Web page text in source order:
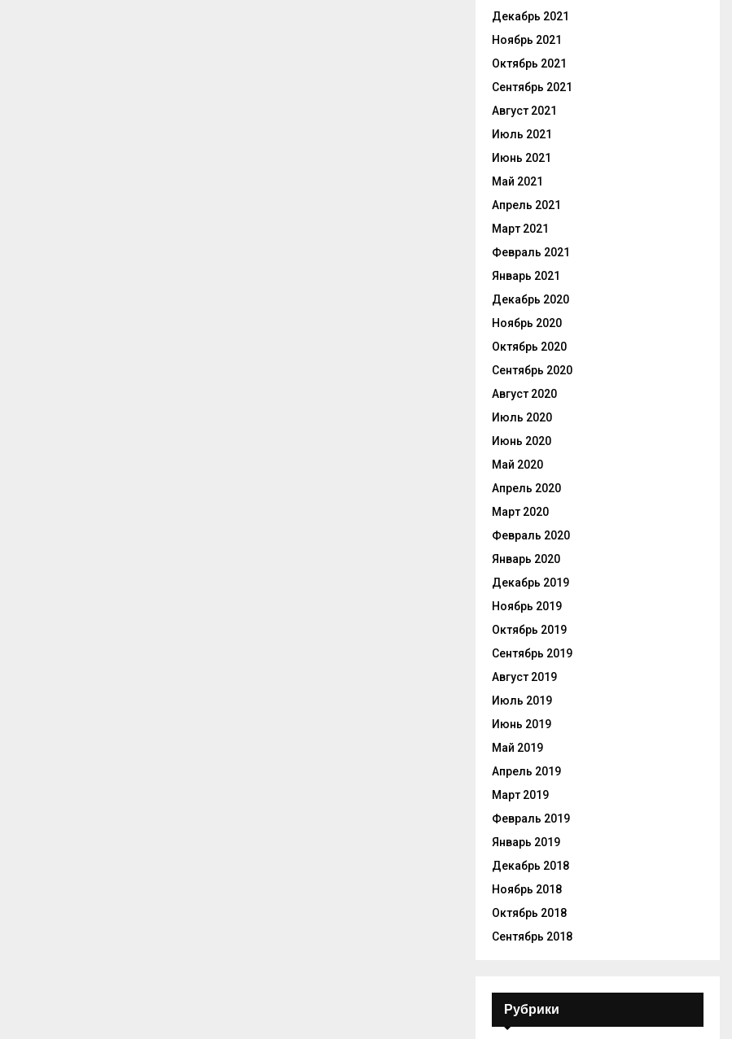
Декабрь 2021
Ноябрь 2021
Октябрь 2021
Сентябрь 2021
Август 2021
Июль 2021
Июнь 2021
Май 2021
Апрель 2021
Март 2021
Февраль 2021
Январь 2021
Декабрь 2020
Ноябрь 2020
Октябрь 2020
Сентябрь 2020
Август 2020
Июль 2020
Июнь 2020
Май 2020
Апрель 2020
Март 2020
Февраль 2020
Январь 2020
Декабрь 2019
Ноябрь 2019
Октябрь 2019
Сентябрь 2019
Август 2019
Июль 2019
Июнь 2019
Май 2019
Апрель 2019
Март 2019
Февраль 2019
Январь 2019
Декабрь 2018
Ноябрь 2018
Октябрь 2018
Сентябрь 2018
Рубрики